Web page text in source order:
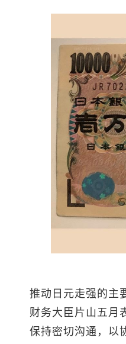
推动日元走强的主
财务大臣片山五月
保持密切沟通，以